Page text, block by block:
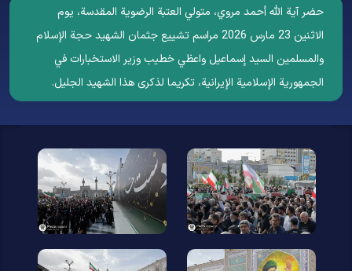
حضر آية الله أحمد مروي، متولي العتبة الرضوية المقدسة، يوم
الاثنين 23 مارس 2026 مراسم تشييع جثمان الشهيد حجة الإسلام
والمسلمين السيد إسماعيل واعظي خطيب وزير الاستخبارات في
الجمهورية الإسلامية الإيرانية، تکریما لذكرى هذا الشهيد الجلیل.